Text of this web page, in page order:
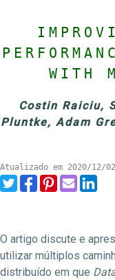
WITH
Costin Raiciu,
Pluntke, Adam
Atualizado em 2020/12/
O artigo discute e
utilizar múltiplos
distribuído em que